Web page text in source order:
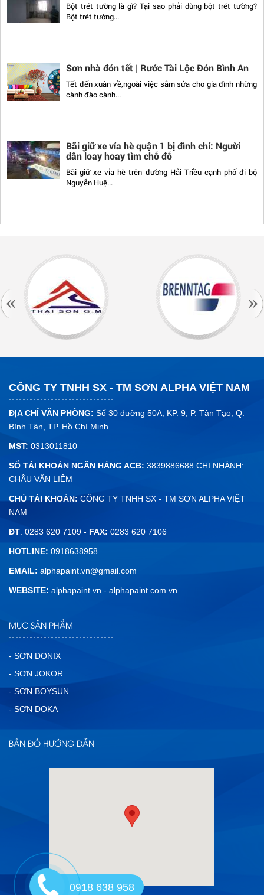
Bột trét tường là gì? Tại sao phải dùng bột trét tường?
Bột trét tường...
Sơn nhà đón tết | Rước Tài Lộc Đón Bình An
Tết đến xuân về,ngoài việc sắm sửa cho gia đình những
cành đào cành...
Bãi giữ xe vỉa hè quận 1 bị đình chỉ: Người
dân loay hoay tìm chỗ đỗ
Bãi giữ xe vỉa hè trên đường Hải Triều cạnh phố đi bộ
Nguyễn Huệ...
Mẹo sơn nhanh và tiết kiệm khi sơn lại tường
Kiến thức cơ bản liên quan tới bột bả
Bột trét tường là gì? Tại sao phải dùng bột trét tường?
Bột trét tường...
Sơn nhà đón tết | Rước Tài Lộc Đón Bình An
Tết đến xuân về,ngoài việc sắm sửa cho gia đình những
cành đào cành...
CÔNG TY TNHH SX - TM SƠN ALPHA VIỆT NAM
ĐỊA CHỈ VĂN PHÒNG: Số 30 đường 50A, KP. 9, P. Tân Tạo, Q.
Bình Tân, TP. Hồ Chí Minh
MST: 0313011810
SỐ TÀI KHOẢN NGÂN HÀNG ACB: 3839886688 CHI NHÁNH:
CHÂU VĂN LIÊM
CHỦ TÀI KHOẢN: CÔNG TY TNHH SX - TM SƠN ALPHA VIỆT
NAM
ĐT: 0283 620 7109 - FAX: 0283 620 7106
HOTLINE: 0918638958
EMAIL: alphapaint.vn@gmail.com
WEBSITE: alphapaint.vn - alphapaint.com.vn
MỤC SẢN PHẨM
- SƠN DONIX
- SƠN JOKOR
- SƠN BOYSUN
- SƠN DOKA
BẢN ĐỒ HƯỚNG DẪN